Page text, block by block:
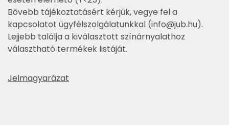
Bővebb tájékoztatásért kérjük, vegye fel a
kapcsolatot ügyfélszolgálatunkkal (info@jub.hu).
Lejjebb találja a kiválasztott színárnyalathoz
választható termékek listáját.
Jelmagyarázat